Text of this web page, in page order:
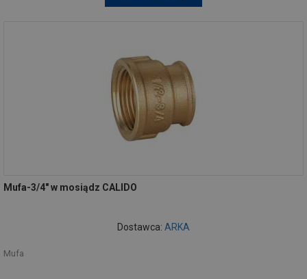
Mufa-3/4" w mosiądz CALIDO
Dostawca: ARKA
Mufa